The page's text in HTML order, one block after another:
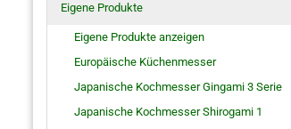
Eigene Produkte
Eigene Produkte anzeigen
Europäische Küchenmesser
Japanische Kochmesser Gingami 3 Serie
Japanische Kochmesser Shirogami 1